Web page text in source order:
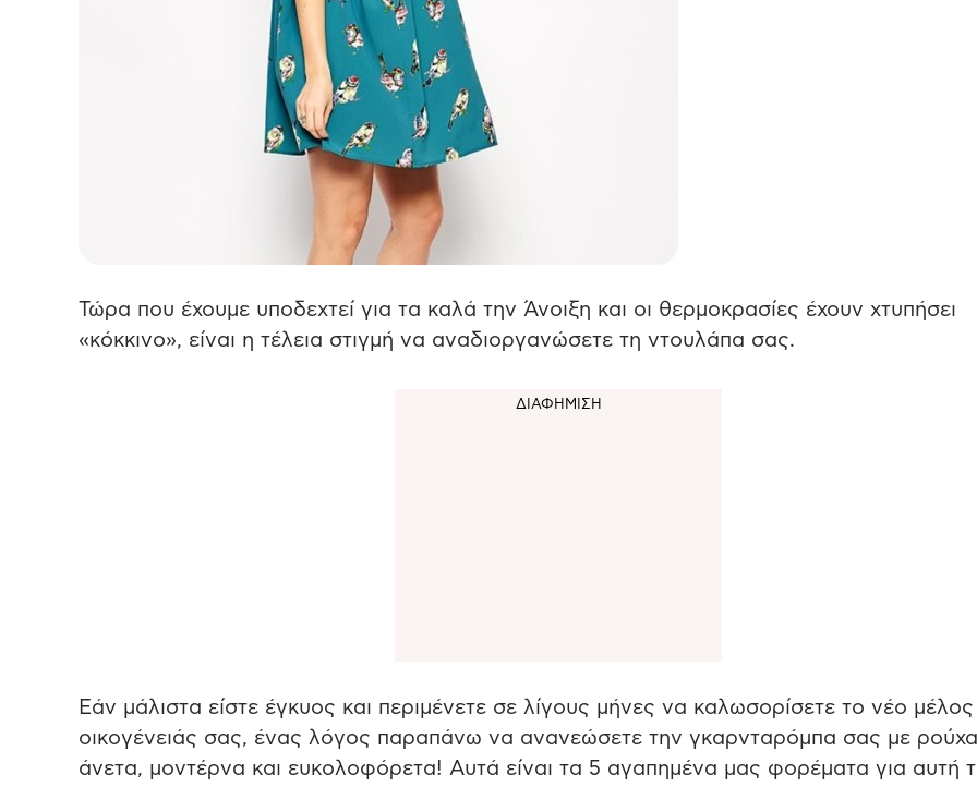
Τώρα που έχουμε υποδεχτεί για τα καλά την Άνοιξη και οι θερμοκρασίες έχουν χτυπήσει
«κόκκινο», είναι η τέλεια στιγμή να αναδιοργανώσετε τη ντουλάπα σας.
Εάν μάλιστα είστε έγκυος και περιμένετε σε λίγους μήνες να καλωσορίσετε το νέο
οικογένειάς σας, ένας λόγος παραπάνω να ανανεώσετε την γκαρνταρόμπα σας με ρούχα
άνετα, μοντέρνα και ευκολοφόρετα! Αυτά είναι τα 5 αγαπημένα μας φορέματα για αυτή